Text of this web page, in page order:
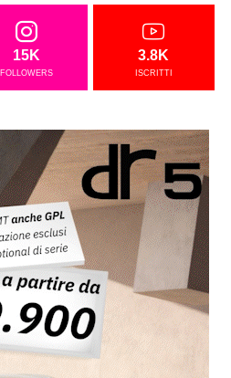
15K
FOLLOWERS
3.8K
ISCRITTI